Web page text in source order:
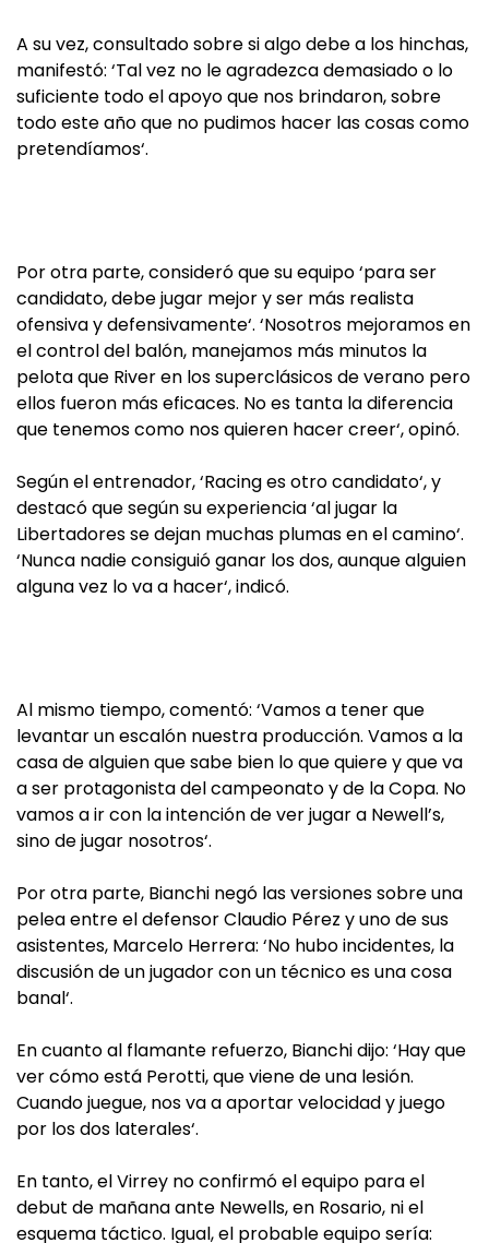
A su vez, consultado sobre si algo debe a los hinchas,
manifestó: ‘Tal vez no le agradezca demasiado o lo
suficiente todo el apoyo que nos brindaron, sobre
todo este año que no pudimos hacer las cosas como
pretendíamos‘.
Por otra parte, consideró que su equipo ‘para ser
candidato, debe jugar mejor y ser más realista
ofensiva y defensivamente‘. ‘Nosotros mejoramos en
el control del balón, manejamos más minutos la
pelota que River en los superclásicos de verano pero
ellos fueron más eficaces. No es tanta la diferencia
que tenemos como nos quieren hacer creer‘, opinó.
Según el entrenador, ‘Racing es otro candidato‘, y
destacó que según su experiencia ‘al jugar la
Libertadores se dejan muchas plumas en el camino‘.
‘Nunca nadie consiguió ganar los dos, aunque alguien
alguna vez lo va a hacer‘, indicó.
Al mismo tiempo, comentó: ‘Vamos a tener que
levantar un escalón nuestra producción. Vamos a la
casa de alguien que sabe bien lo que quiere y que va
a ser protagonista del campeonato y de la Copa. No
vamos a ir con la intención de ver jugar a Newell’s,
sino de jugar nosotros‘.
Por otra parte, Bianchi negó las versiones sobre una
pelea entre el defensor Claudio Pérez y uno de sus
asistentes, Marcelo Herrera: ‘No hubo incidentes, la
discusión de un jugador con un técnico es una cosa
banal‘.
En cuanto al flamante refuerzo, Bianchi dijo: ‘Hay que
ver cómo está Perotti, que viene de una lesión.
Cuando juegue, nos va a aportar velocidad y juego
por los dos laterales‘.
En tanto, el Virrey no confirmó el equipo para el
debut de mañana ante Newells, en Rosario, ni el
esquema táctico. Igual, el probable equipo sería: